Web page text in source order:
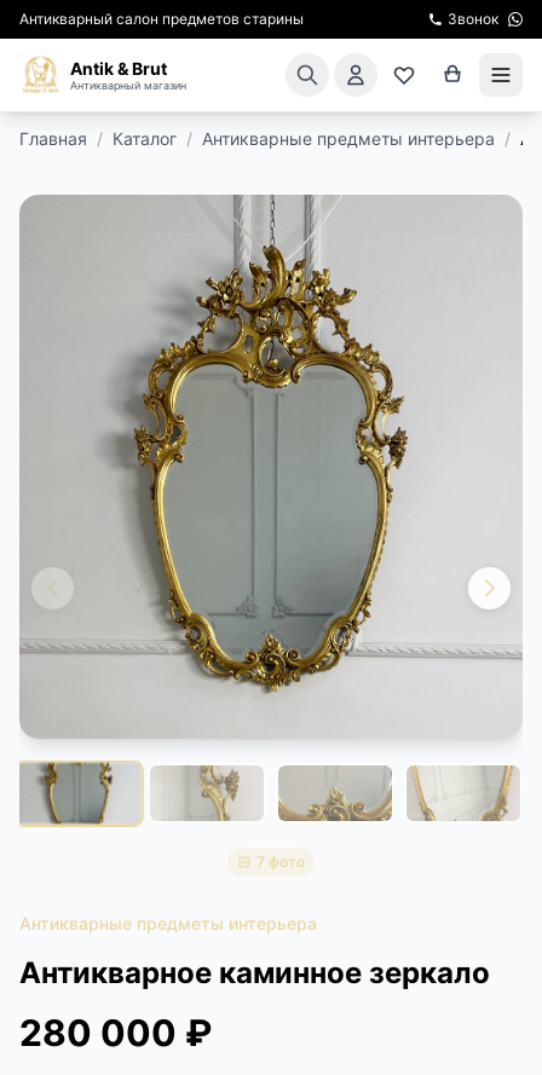
Антикварный салон предметов старины Звонок
Antik & Brut
Антикварный магазин
КИНОСЪЕМКА
ЭКСКУРСИИ
РЕСТАВРАЦИЯ
КУРСЫ ПО РЕСТАВРАЦИИ
КОНТАКТЫ
ДОСТАВКА И ОПЛАТА
Главная / Каталог / Антикварные предметы интерьера /
7 фото
Антикварные предметы интерьера
Антикварное каминное зеркало
280 000 ₽